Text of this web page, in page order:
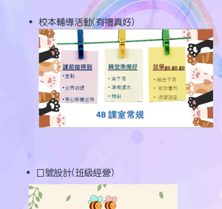
校本輔導活動(有禮真好)
口號設計(班級經營)